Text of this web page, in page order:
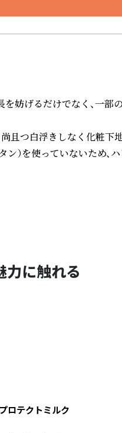
だけでなく、一
つ白浮きしなく化粧下
使っていないため、
力に触れる
テクトミルク